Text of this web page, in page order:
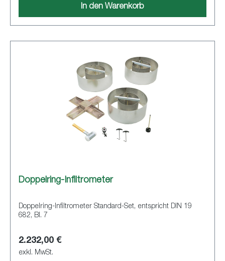
In den Warenkorb
Doppelring-Infiltrometer
Doppelring-Infiltrometer Standard-Set, entspricht DIN 19
682, Bl. 7
2.232,00 €
exkl. MwSt.